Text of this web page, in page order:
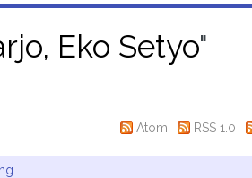
Eko Setyo"
Atom RSS 1.0